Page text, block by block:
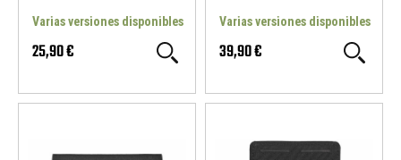
Varias versiones disponibles
25,90 €
Varias versiones disponibles
39,90 €